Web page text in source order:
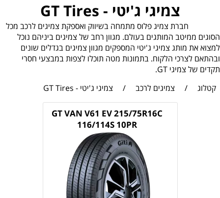
צמיגי ג'יטי - GT Tires
חברת צמיג פלוס מתמחה בשיווק ואספקת צמיגים לרכב מכל
הסוגים ממיטב המותגים בעולם. מגוון רחב של צמיגים ביניהם נוכל
למצוא את מותג צמיגי ג'יטי המספקים מגוון צמיגים בגדלים שונים
ובהתאם לצרכי הלקוח. בתמונות מטה תוכלו לצפות במבצעי חסרי
תקדים של צמיגי GT.
קטלוג
/ צמיגים לרכב / צמיגי ג'יטי - GT Tires
GT VAN V61 EV 215/75R16C
116/114S 10PR